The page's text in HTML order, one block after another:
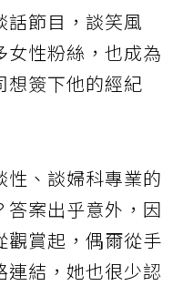
話節目，談笑風
女性粉絲，也成為
想簽下他的經紀
性、談婦科專業的
案出乎意外，因
觀賞起，偶爾從手
結，她也很少認